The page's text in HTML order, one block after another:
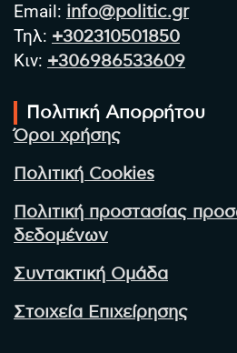
Email: info@politic.gr
Τηλ: +302310501850
Κιν: +306986533609
Πολιτική Απορρήτου
Όροι χρήσης
Πολιτική Cookies
Πολιτική προστασίας
δεδομένων
Συντακτική Ομάδα
Στοιχεία Επιχείρησης